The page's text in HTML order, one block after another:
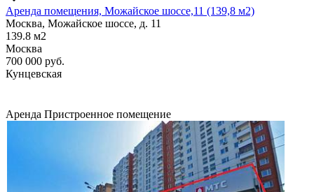
Аренда помещения, Можайское шоссе,11 (139,8 м2)
Москва, Можайское шоссе, д. 11
139.8 м2
Москва
700 000 руб.
Кунцевская
Аренда Пристроенное помещение